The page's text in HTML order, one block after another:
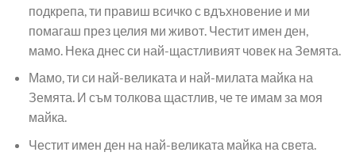
подкрепа, ти правиш всичко с вдъхновение и ми
помагаш през целия ми живот. Честит имен ден,
мамо. Нека днес си най-щастливият човек на Земята.
Мамо, ти си най-великата и най-милата майка на
Земята. И съм толкова щастлив, че те имам за моя
майка.
Честит имен ден на най-великата майка на света.